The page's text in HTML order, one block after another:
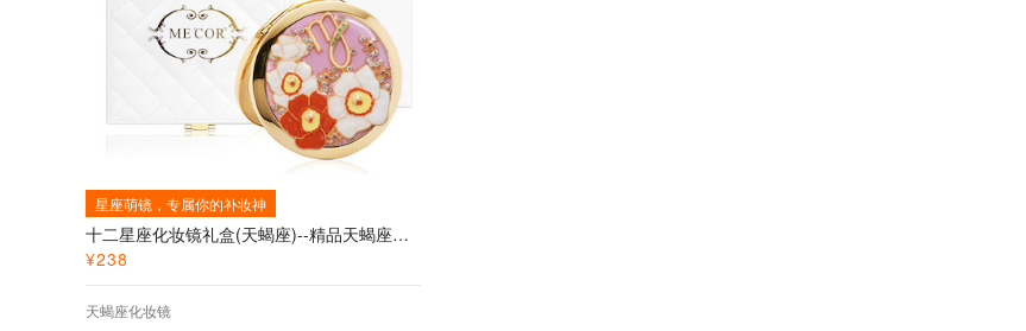
星座萌镜，专属你的补妆神
十二星座化妆镜礼盒(天蝎座)--精品天蝎座化妆镜
¥238
天蝎座化妆镜